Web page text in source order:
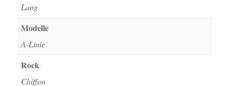
Lang
Modelle
A-Linie
Rock
Chiffon